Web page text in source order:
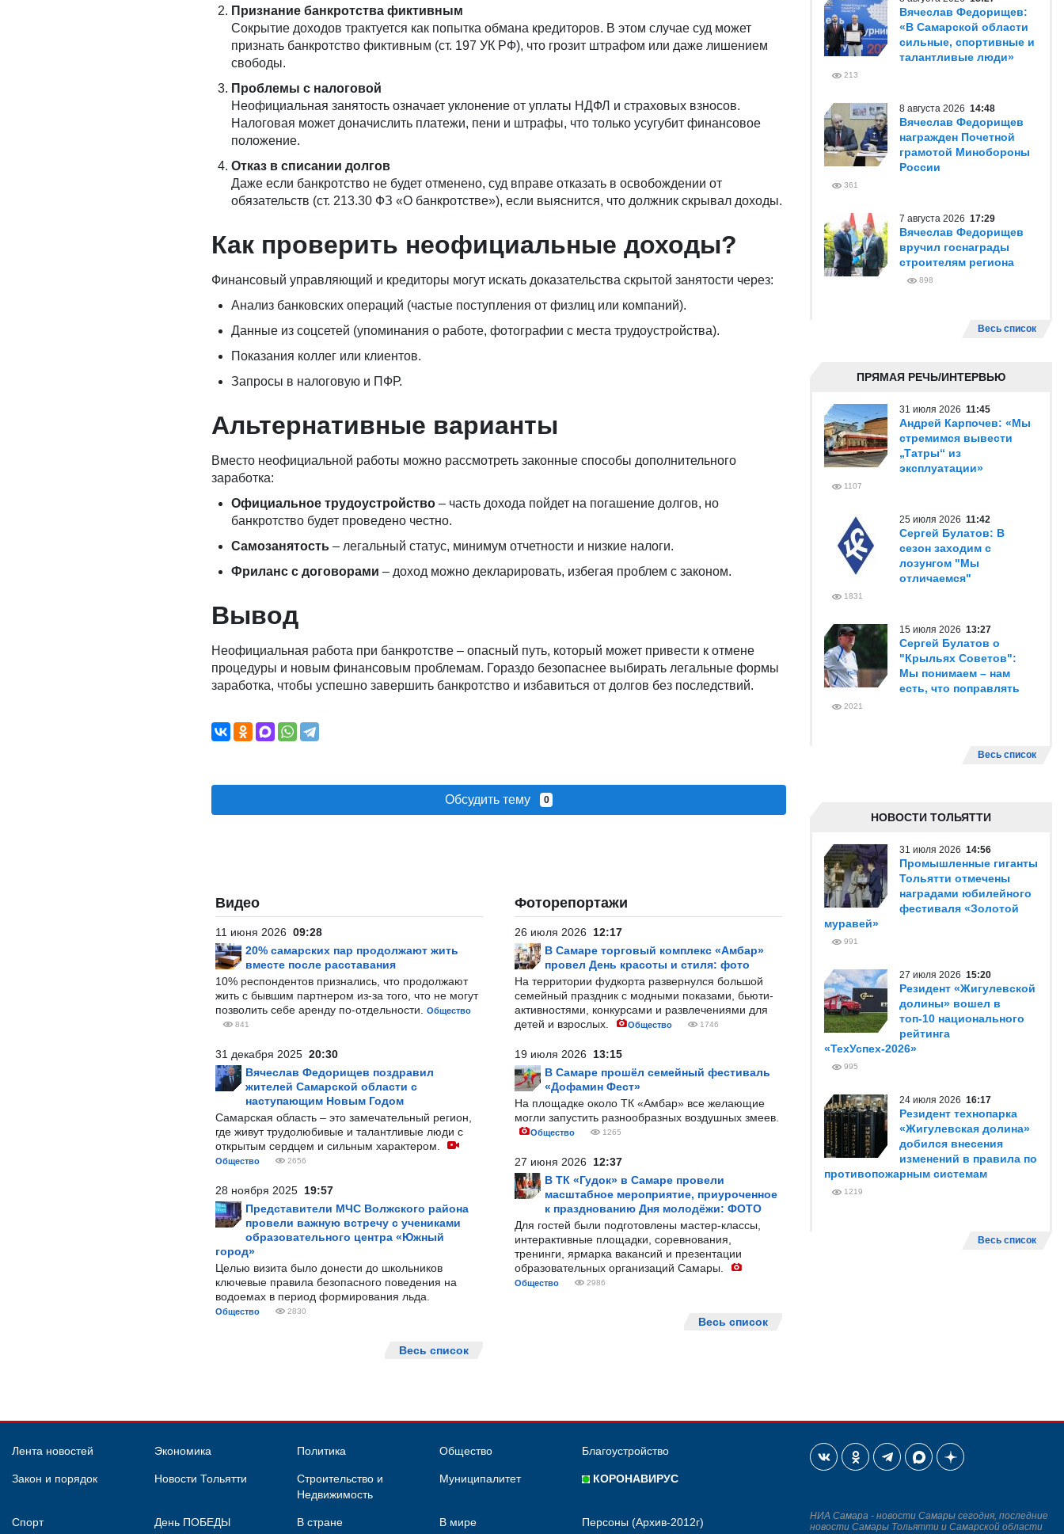
Признание банкротства фиктивным
Сокрытие доходов трактуется как попытка обмана кредиторов. В этом случае суд может
признать банкротство фиктивным (ст. 197 УК РФ), что грозит штрафом или даже лишением
свободы.
Проблемы с налоговой
Неофициальная занятость означает уклонение от уплаты НДФЛ и страховых взносов.
Налоговая может доначислить платежи, пени и штрафы, что только усугубит финансовое
положение.
Отказ в списании долгов
Даже если банкротство не будет отменено, суд вправе отказать в освобождении от
обязательств (ст. 213.30 ФЗ «О банкротстве»), если выяснится, что должник скрывал доходы.
Как проверить неофициальные доходы?
Финансовый управляющий и кредиторы могут искать доказательства скрытой занятости через:
Анализ банковских операций (частые поступления от физлиц или компаний).
Данные из соцсетей (упоминания о работе, фотографии с места трудоустройства).
Показания коллег или клиентов.
Запросы в налоговую и ПФР.
Альтернативные варианты
Вместо неофициальной работы можно рассмотреть законные способы дополнительного
заработка:
Официальное трудоустройство – часть дохода пойдет на погашение долгов, но
банкротство будет проведено честно.
Самозанятость – легальный статус, минимум отчетности и низкие налоги.
Фриланс с договорами – доход можно декларировать, избегая проблем с законом.
Вывод
Неофициальная работа при банкротстве – опасный путь, который может привести к отмене
процедуры и новым финансовым проблемам. Гораздо безопаснее выбирать легальные формы
заработка, чтобы успешно завершить банкротство и избавиться от долгов без последствий.
Обсудить тему 0
Видео
11 июня 2026 09:28
20% самарских пар продолжают жить
вместе после расставания
10% респондентов признались, что продолжают
жить с бывшим партнером из-за того, что не могут
позволить себе аренду по-отдельности.
Общество
841
31 декабря 2025 20:30
Вячеслав Федорищев поздравил
жителей Самарской области с
наступающим Новым Годом
Самарская область – это замечательный регион,
где живут трудолюбивые и талантливые люди с
открытым сердцем и сильным характером.
Общество 2656
28 ноября 2025 19:57
Представители МЧС Волжского района
провели важную встречу с учениками
образовательного центра «Южный
город»
Целью визита было донести до школьников
ключевые правила безопасного поведения на
водоемах в период формирования льда.
Общество 2830
Весь список
Фоторепортажи
26 июля 2026 12:17
В Самаре торговый комплекс «Амбар»
провел День красоты и стиля: фото
На территории фудкорта развернулся большой
семейный праздник с модными показами, бьюти-
активностями, конкурсами и развлечениями для
детей и взрослых.
Общество 1746
19 июля 2026 13:15
В Самаре прошёл семейный фестиваль
«Дофамин Фест»
На площадке около ТК «Амбар» все желающие
могли запустить разнообразных воздушных змеев.
Общество 1265
27 июня 2026 12:37
В ТК «Гудок» в Самаре провели
масштабное мероприятие, приуроченное
к празднованию Дня молодёжи: ФОТО
Для гостей были подготовлены мастер-классы,
интерактивные площадки, соревнования,
тренинги, ярмарка вакансий и презентации
образовательных организаций Самары.
Общество 2986
Весь список
Вячеслав Федорищев:
«В Самарской области
сильные, спортивные и
талантливые люди»
213
8 августа 2026 14:48
Вячеслав Федорищев
награжден Почетной
грамотой Минобороны
России
361
7 августа 2026 17:29
Вячеслав Федорищев
вручил госнаграды
строителям региона
898
Весь список
ПРЯМАЯ РЕЧЬ/ИНТЕРВЬЮ
31 июля 2026 11:45
Андрей Карпочев: «Мы
стремимся вывести
„Татры“ из
эксплуатации»
1107
25 июля 2026 11:42
Сергей Булатов: В
сезон заходим с
лозунгом "Мы
отличаемся"
1831
15 июля 2026 13:27
Сергей Булатов о
"Крыльях Советов":
Мы понимаем – нам
есть, что поправлять
2021
Весь список
НОВОСТИ ТОЛЬЯТТИ
31 июля 2026 14:56
Промышленные гиганты
Тольятти отмечены
наградами юбилейного
фестиваля «Золотой
муравей»
991
27 июля 2026 15:20
Резидент «Жигулевской
долины» вошел в
топ-10 национального
рейтинга
«ТехУспех-2026»
995
24 июля 2026 16:17
Резидент технопарка
«Жигулевская долина»
добился внесения
изменений в правила по
противопожарным системам
1219
Весь список
Лента новостей Экономика Политика Общество Благоустройство
Закон и порядок Новости Тольятти
Строительство и
Недвижимость
Муниципалитет КОРОНАВИРУС
Спорт День ПОБЕДЫ В стране В мире Персоны (Архив-2012г)
НИА Самара - новости Самары сегодня, последние
новости Самары Тольятти и Самарской области